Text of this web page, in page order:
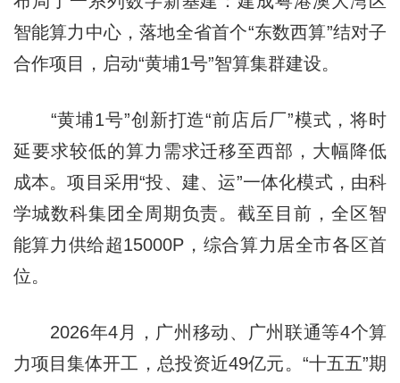
智能算力中心，落地全省首个“东数西算”结对子
合作项目，启动“黄埔1号”智算集群建设。
“黄埔1号”创新打造“前店后厂”模式，将时
延要求较低的算力需求迁移至西部，大幅降低
成本。项目采用“投、建、运”一体化模式，由科
学城数科集团全周期负责。截至目前，全区智
能算力供给超15000P，综合算力居全市各区首
位。
2026年4月，广州移动、广州联通等4个算
力项目集体开工，总投资近49亿元。“十五五”期